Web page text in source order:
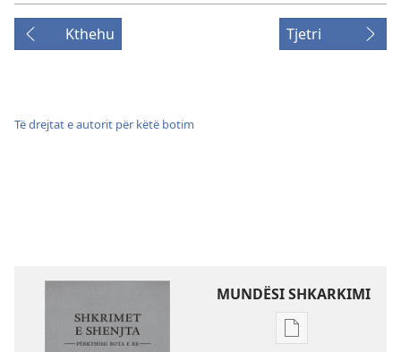
Kthehu Tjetri
Të drejtat e autorit për këtë botim
MUNDËSI SHKARKIMI
Mundësitë